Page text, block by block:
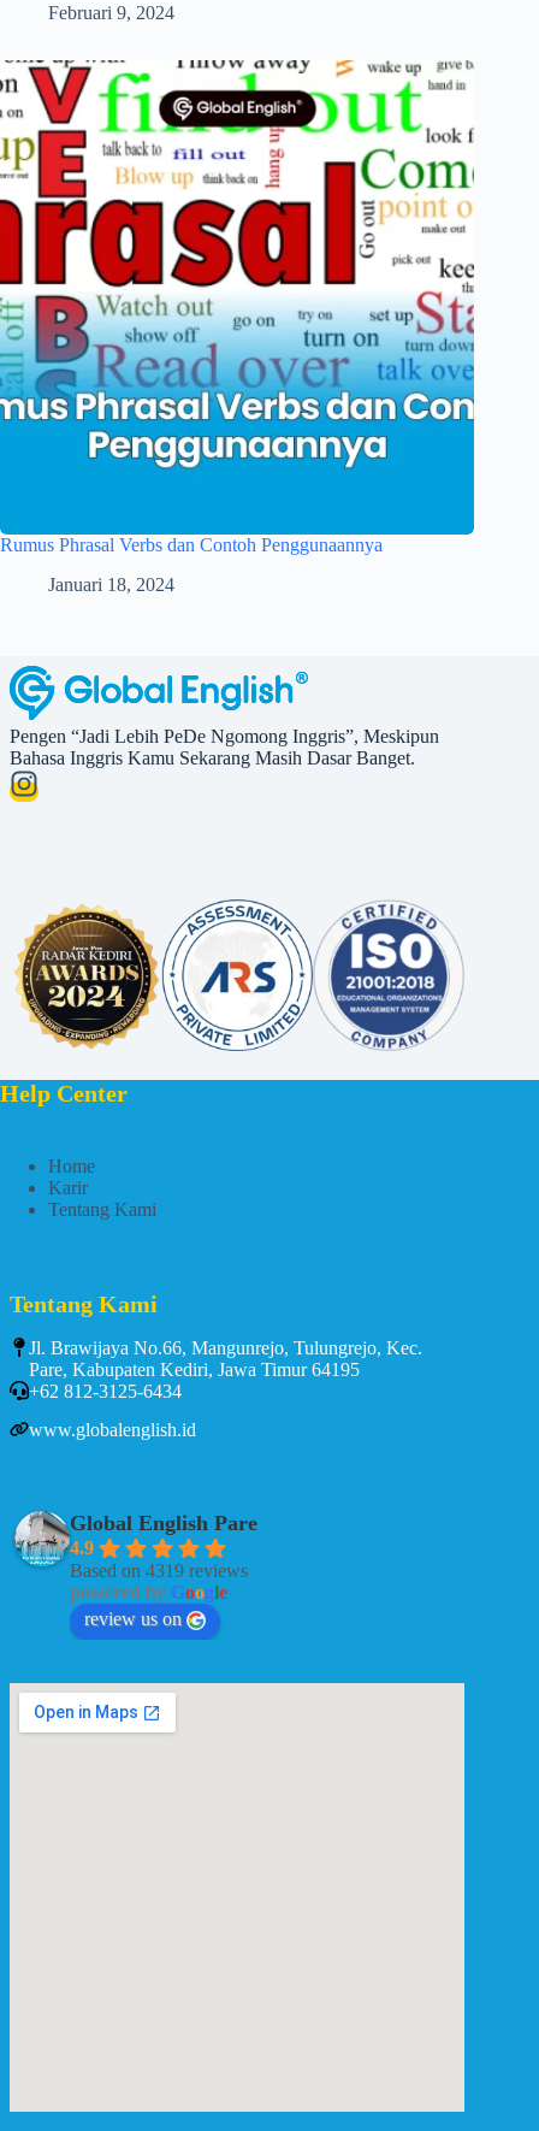
Februari 9, 2024
Rumus Phrasal Verbs dan Contoh Penggunaannya
Januari 18, 2024
Pengen “Jadi Lebih PeDe Ngomong Inggris”, Meskipun
Bahasa Inggris Kamu Sekarang Masih Dasar Banget.
Help Center
Home
Karir
Tentang Kami
Tentang Kami
Jl. Brawijaya No.66, Mangunrejo, Tulungrejo, Kec.
Pare, Kabupaten Kediri, Jawa Timur 64195
+62 812-3125-6434
www.globalenglish.id
Global English Pare
4.9
Based on 4319 reviews
powered by Google
review us on